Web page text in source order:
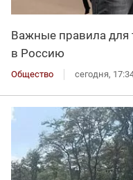
Важные правила для
в Россию
Общество сегодня,